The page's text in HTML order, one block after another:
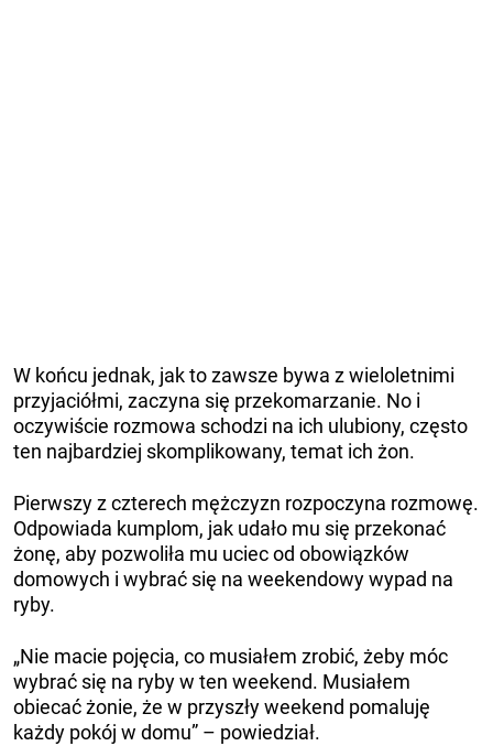
W końcu jednak, jak to zawsze bywa z wieloletnimi
przyjaciółmi, zaczyna się przekomarzanie. No i
oczywiście rozmowa schodzi na ich ulubiony, często
ten najbardziej skomplikowany, temat ich żon.
Pierwszy z czterech mężczyzn rozpoczyna rozmowę.
Odpowiada kumplom, jak udało mu się przekonać
żonę, aby pozwoliła mu uciec od obowiązków
domowych i wybrać się na weekendowy wypad na
ryby.
„Nie macie pojęcia, co musiałem zrobić, żeby móc
wybrać się na ryby w ten weekend. Musiałem
obiecać żonie, że w przyszły weekend pomaluję
każdy pokój w domu” – powiedział.